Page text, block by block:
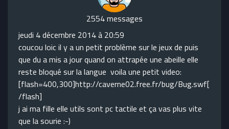
2554 messages
jeudi 4 décembre 2014 à 20:59
coucou loic il y a un petit problème sur le jeux de puis
que du a mis a jour quand on attrapée une abeille elle
reste bloqué sur la langue voila une petit video:
[flash=400,300]http://caverne02.free.fr/bug/Bug.swf[
/flash]
j ai ma fille elle utils sont pc tactile et ça vas plus vite
que la sourie :-)